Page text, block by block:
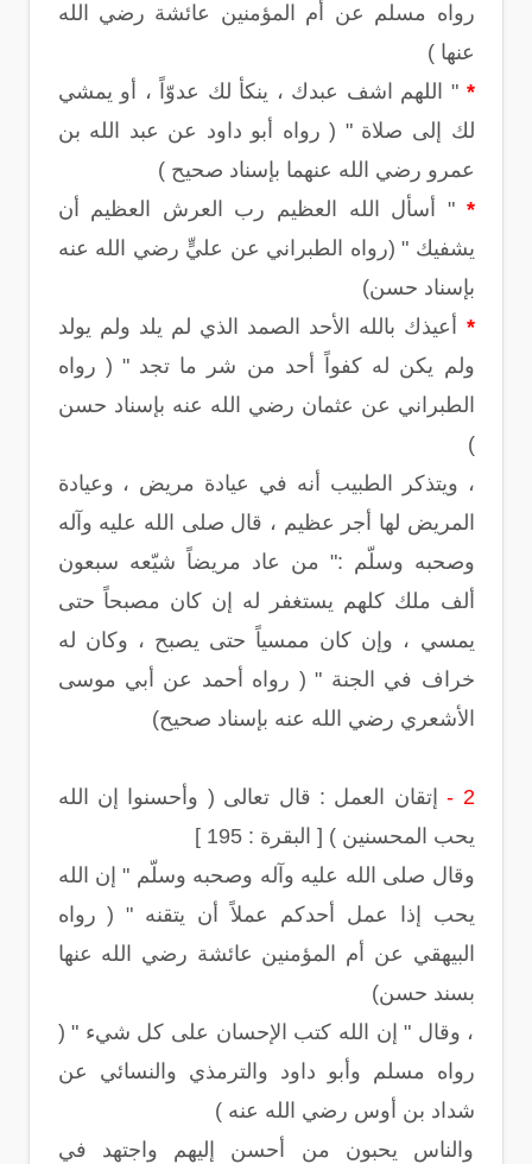
رواه مسلم عن أم المؤمنين عائشة رضي الله
عنها )
*" اللهم اشف عبدك ، ينكأ لك عدوّاً ، أو يمشي
لك إلى صلاة " ( رواه أبو داود عن عبد الله بن
عمرو رضي الله عنهما بإسناد صحيح )
*" أسأل الله العظيم رب العرش العظيم أن
يشفيك " (رواه الطبراني عن عليٍّ رضي الله عنه
بإسناد حسن)
*
أعيذك بالله الأحد الصمد الذي لم يلد ولم يولد
ولم يكن له كفواً أحد من شر ما تجد " ( رواه
الطبراني عن عثمان رضي الله عنه بإسناد حسن
)
، ويتذكر الطبيب أنه في عيادة مريض ، وعيادة
المريض لها أجر عظيم ، قال صلى الله عليه وآله
وصحبه وسلّم :" من عاد مريضاً شيّعه سبعون
ألف ملك كلهم يستغفر له إن كان مصبحاً حتى
يمسي ، وإن كان ممسياً حتى يصبح ، وكان له
خراف في الجنة " ( رواه أحمد عن أبي موسى
الأشعري رضي الله عنه بإسناد صحيح)
2 -
إتقان العمل : قال تعالى ( وأحسنوا إن الله
يحب المحسنين ) [ البقرة : 195 ]
وقال صلى الله عليه وآله وصحبه وسلّم " إن الله
يحب إذا عمل أحدكم عملاً أن يتقنه " ( رواه
البيهقي عن أم المؤمنين عائشة رضي الله عنها
بسند حسن)
، وقال " إن الله كتب الإحسان على كل شيء " (
رواه مسلم وأبو داود والترمذي والنسائي عن
شداد بن أوس رضي الله عنه )
والناس يحبون من أحسن إليهم واجتهد في